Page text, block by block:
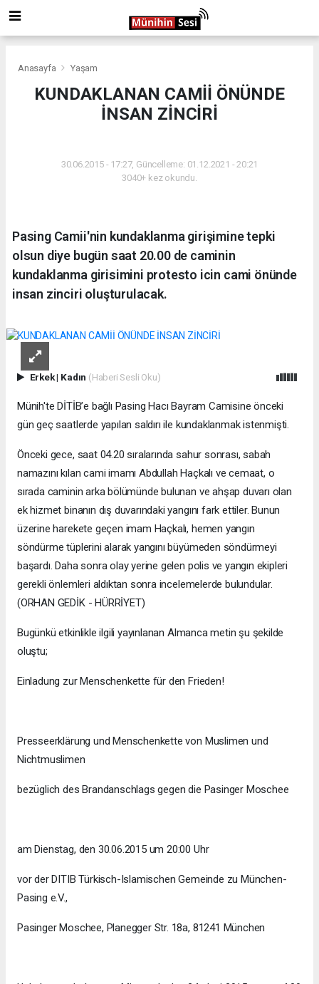
Anasayfa Yaşam
KUNDAKLANAN CAMİİ ÖNÜNDE
İNSAN ZİNCİRİ
30.06.2015 - 17:27, Güncelleme: 01.12.2021 - 20:21
3040+ kez okundu.
Pasing Camii'nin kundaklanma girişimine tepki
olsun diye bugün saat 20.00 de caminin
kundaklanma girisimini protesto icin cami önünde
insan zinciri oluşturulacak.
Erkek| Kadın (Haberi Sesli Oku)
Münih'te DİTİB’e bağlı Pasing Hacı Bayram Camisine önceki
gün geç saatlerde yapılan saldırı ile kundaklanmak istenmişti.
Önceki gece, saat 04.20 sıralarında sahur sonrası, sabah
namazını kılan cami imamı Abdullah Haçkalı ve cemaat, o
sırada caminin arka bölümünde bulunan ve ahşap duvarı olan
ek hizmet binanın dış duvarındaki yangını fark ettiler. Bunun
üzerine harekete geçen imam Haçkalı, hemen yangın
söndürme tüplerini alarak yangını büyümeden söndürmeyi
başardı. Daha sonra olay yerine gelen polis ve yangın ekipleri
gerekli önlemleri aldıktan sonra incelemelerde bulundular.
(ORHAN GEDİK - HÜRRİYET)
Bugünkü etkinlikle ilgili yayınlanan Almanca metin şu şekilde
oluştu;
Einladung zur Menschenkette für den Frieden!
Presseerklärung und Menschenkette von Muslimen und
Nichtmuslimen
bezüglich des Brandanschlags gegen die Pasinger Moschee
am Dienstag, den 30.06.2015 um 20:00 Uhr
vor der DITIB Türkisch-Islamischen Gemeinde zu München-
Pasing e.V.,
Pasinger Moschee, Planegger Str. 18a, 81241 München